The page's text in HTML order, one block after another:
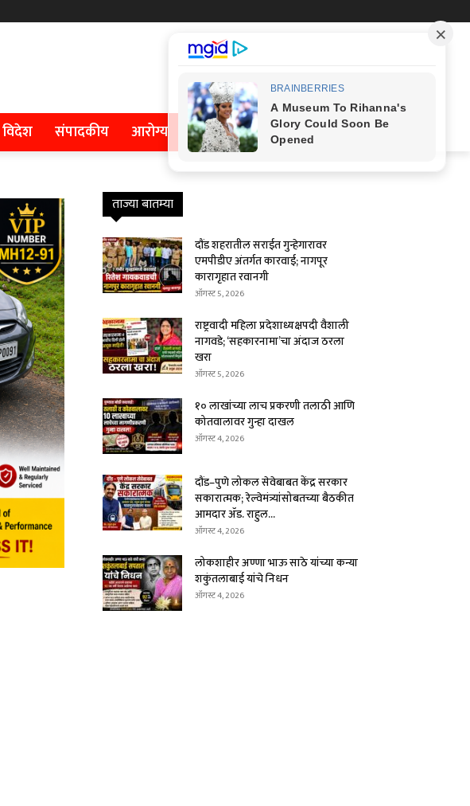
विदेश संपादकीय आरोग्य
ताज्या बातम्या
दौंड शहरातील सराईत गुन्हेगारावर
एमपीडीए अंतर्गत कारवाई; नागपूर
कारागृहात रवानगी
ऑगस्ट 5, 2026
राष्ट्रवादी महिला प्रदेशाध्यक्षपदी वैशाली
नागवडे; ‘सहकारनामा’चा अंदाज ठरला
खरा
ऑगस्ट 5, 2026
१० लाखांच्या लाच प्रकरणी तलाठी आणि
कोतवालावर गुन्हा दाखल
ऑगस्ट 4, 2026
दौंड–पुणे लोकल सेवेबाबत केंद्र सरकार
सकारात्मक; रेल्वेमंत्र्यांसोबतच्या बैठकीत
आमदार ॲड. राहुल...
ऑगस्ट 4, 2026
लोकशाहीर अण्णा भाऊ साठे यांच्या कन्या
शकुंतलाबाई यांचे निधन
ऑगस्ट 4, 2026